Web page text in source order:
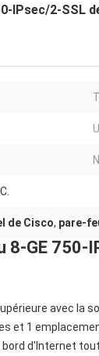
IPsec/2-SSL
de Cisco, pare-
GE 750-
avec la
et 1
d'Internet